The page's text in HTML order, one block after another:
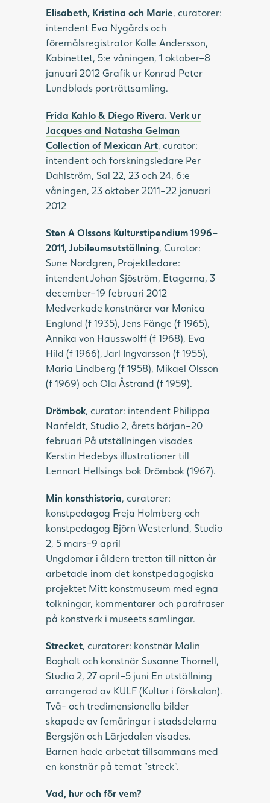
Elisabeth, Kristina och Marie, curatorer:
intendent Eva Nygårds och
föremålsregistrator Kalle Andersson,
Kabinettet, 5:e våningen, 1 oktober–8
januari 2012 Grafik ur Konrad Peter
Lundblads porträttsamling.
Frida Kahlo & Diego Rivera. Verk ur
Jacques and Natasha Gelman
Collection of Mexican Art, curator:
intendent och forskningsledare Per
Dahlström, Sal 22, 23 och 24, 6:e
våningen, 23 oktober 2011–22 januari
2012
Sten A Olssons Kulturstipendium 1996–
2011, Jubileumsutställning, Curator:
Sune Nordgren, Projektledare:
intendent Johan Sjöström, Etagerna, 3
december–19 februari 2012
Medverkade konstnärer var Monica
Englund (f 1935), Jens Fänge (f 1965),
Annika von Hausswolff (f 1968), Eva
Hild (f 1966), Jarl Ingvarsson (f 1955),
Maria Lindberg (f 1958), Mikael Olsson
(f 1969) och Ola Åstrand (f 1959).
Drömbok, curator: intendent Philippa
Nanfeldt, Studio 2, årets början–20
februari På utställningen visades
Kerstin Hedebys illustrationer till
Lennart Hellsings bok Drömbok (1967).
Min konsthistoria, curatorer:
konstpedagog Freja Holmberg och
konstpedagog Björn Westerlund, Studio
2, 5 mars–9 april
Ungdomar i åldern tretton till nitton år
arbetade inom det konstpedagogiska
projektet Mitt konstmuseum med egna
tolkningar, kommentarer och parafraser
på konstverk i museets samlingar.
Strecket, curatorer: konstnär Malin
Bogholt och konstnär Susanne Thornell,
Studio 2, 27 april–5 juni En utställning
arrangerad av KULF (Kultur i förskolan).
Två- och tredimensionella bilder
skapade av femåringar i stadsdelarna
Bergsjön och Lärjedalen visades.
Barnen hade arbetat tillsammans med
en konstnär på temat ”streck”.
Vad, hur och för vem?